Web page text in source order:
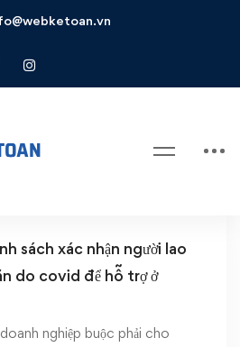
động
người lao động
sách xác nhận người lao
do covid để hỗ trợ ở
nghiệp buộc phải cho